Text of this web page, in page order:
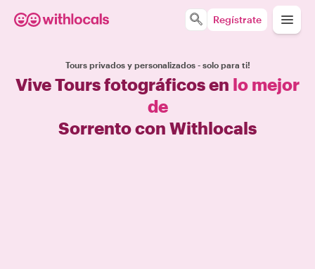
Regístrate
Tours privados y personalizados - solo para ti!
Vive Tours fotográficos en lo mejor
de
Sorrento con Withlocals